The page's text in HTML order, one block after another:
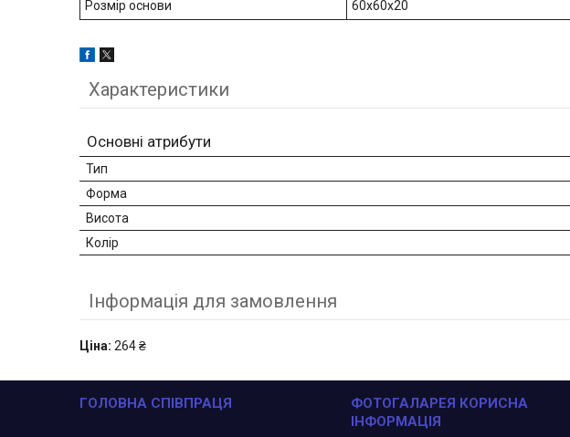
Розмір основи
60х60х20
Характеристики
Основні атрибути
Тип
Форма
Висота
Колір
Інформація для замовлення
Ціна: 264 ₴
ГОЛОВНА СПІВПРАЦЯ
ФОТОГАЛАРЕЯ КОРИСНА
ІНФОРМАЦІЯ